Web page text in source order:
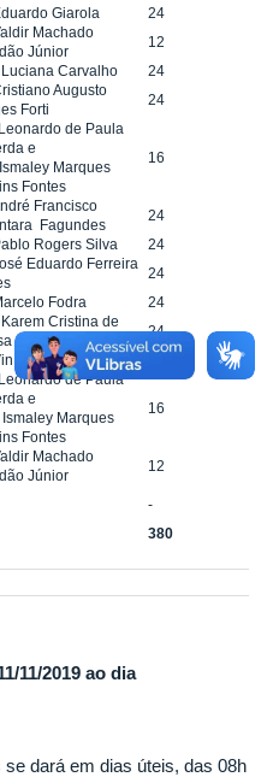
Giarola
24
Machado
Júnior
12
Luciana Carvalho
24
Augusto
Forti
24
de Paula
e
Marques
Fontes
16
Francisco
Fagundes
24
Rogers Silva
24
Eduardo Ferreira
24
Fodra
24
Karem Cristina de
Ribeiro
24
Silva Pereira
de Paula
e
Ismaley Marques
Fontes
16
Machado
Júnior
12
-
380
11/2019 ao dia
dará em dias úteis, das 08h